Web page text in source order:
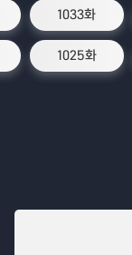
1033화
1025화